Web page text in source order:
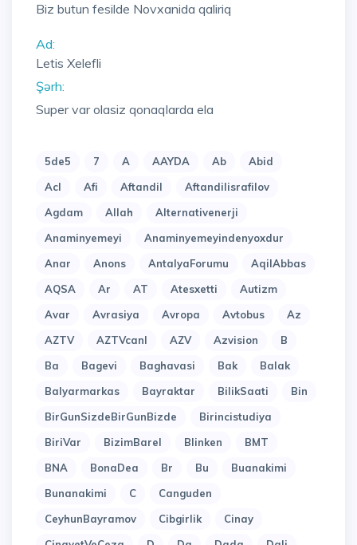
Biz butun fesilde Novxanida qaliriq
Ad:
Letis Xelefli
Şərh:
Super var olasiz qonaqlarda ela
5de5 7 A AAYDA Ab
Abid
Acl
Afi Aftandil
Aftandilisrafilov
Agdam
Allah
Alternativenerji
Anaminyemeyi
Anaminyemeyindenyoxdur
Anar
Anons AntalyaForumu
AqilAbbas
AQSA
Ar AT Atesxetti
Autizm
Avar
Avrasiya Avropa Avtobus
Az
AZTV
AZTVcanl AZV Azvision
B
Ba
Bagevi Baghavasi Bak
Balak
Balyarmarkas
Bayraktar BilikSaati
Bin
BirGunSizdeBirGunBizde
Birincistudiya
BiriVar
BizimBarel Blinken
BMT
BNA
BonaDea Br Bu
Buanakimi
Bunanakimi
C
Canguden
CeyhunBayramov
Cibgirlik
Cinay